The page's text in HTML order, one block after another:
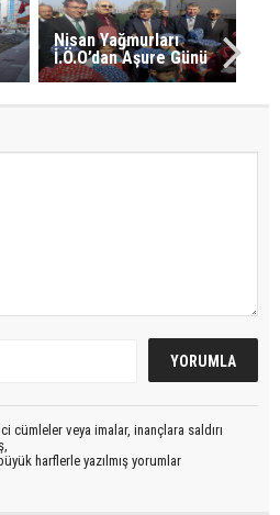
Nisan Yağmurları
İ.Ö.O’dan Aşure Günü
cümleler veya imalar, inançlara saldırı
harflerle yazılmış yorumlar